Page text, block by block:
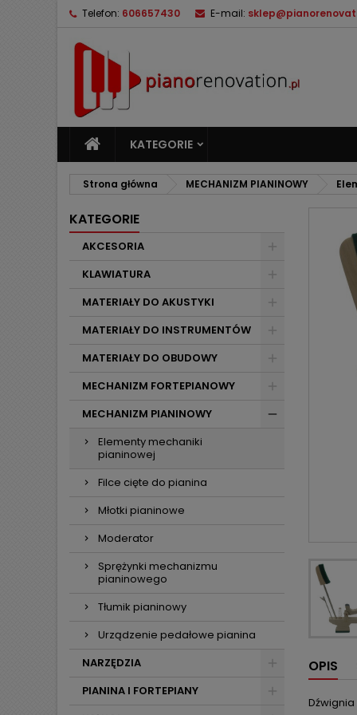
Telefon: 606657430 E-mail:
KATEGORIE
Strona główna MECHANIZM PIANINOWY
KATEGORIE
AKCESORIA
KLAWIATURA
MATERIAŁY DO AKUSTYKI
MATERIAŁY DO INSTRUMENTÓW
MATERIAŁY DO OBUDOWY
MECHANIZM FORTEPIANOWY
MECHANIZM PIANINOWY
Elementy mechaniki
pianinowej
Filce cięte do pianina
Młotki pianinowe
Moderator
Sprężynki mechanizmu
pianinowego
Tłumik pianinowy
Urządzenie pedałowe pianina
NARZĘDZIA
PIANINA I FORTEPIANY
OPIS